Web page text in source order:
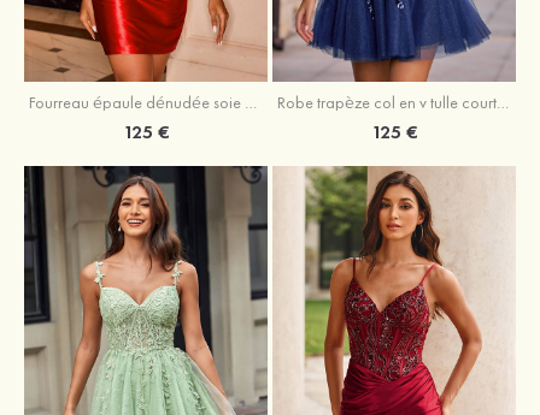
Fourreau épaule dénudée soie comme du satin courte/mini robe de fête de la rentrée
125 €
Robe trapèze col en v tulle courte/mini robe de fête de la rentrée avec poches paillettes
125 €